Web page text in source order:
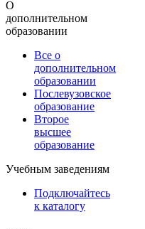
О
дополнительном
образовании
Все о
дополнительном
образовании
Послевузовское
образование
Второе
высшее
образование
Учебным заведениям
Подключайтесь
к каталогу